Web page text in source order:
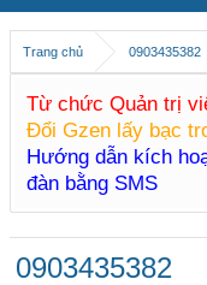
Trang chủ 0903435382
Từ chức Quản trị
Đổi Gzen lấy bạc
Hướng dẫn kích
đàn bằng SMS
0903435382